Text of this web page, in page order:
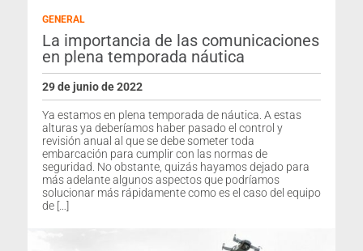
GENERAL
La importancia de las comunicaciones
en plena temporada náutica
29 de junio de 2022
Ya estamos en plena temporada de náutica. A estas
alturas ya deberíamos haber pasado el control y
revisión anual al que se debe someter toda
embarcación para cumplir con las normas de
seguridad. No obstante, quizás hayamos dejado para
más adelante algunos aspectos que podríamos
solucionar más rápidamente como es el caso del equipo
de […]